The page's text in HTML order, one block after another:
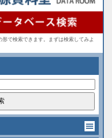
で検索できます。まずは検索してみよ